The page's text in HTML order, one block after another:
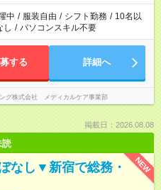
時間。 合計で週40時間を超える場
中 / 服装自由 / シフト勤務 / 10名以
し / パソコンスキル不要
する 詳細へ
グ株式会社 メディカルケア事業部
掲載日：2026.08.08
読
NEW
なし▼新宿で総務・